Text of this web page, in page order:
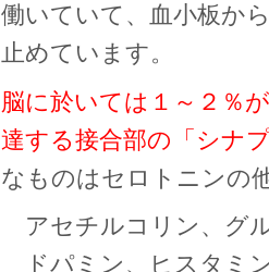
働いていて、血小板か
止めています。
脳に於いては１～２％
達する接合部の「シナ
なものはセロトニンの
アセチルコリン、グ
ドパミン、ヒスタミ